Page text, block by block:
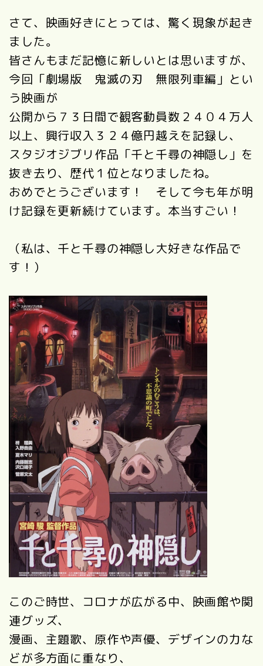
さて、映画好きにとっては、驚く現象が起き
ました。
皆さんもまだ記憶に新しいとは思いますが、
今回「劇場版 鬼滅の刃 無限列車編」とい
う映画が
公開から７３日間で観客動員数２４０４万人
以上、興行収入３２４億円越えを記録し、
スタジオジブリ作品「千と千尋の神隠し」を
抜き去り、歴代１位となりましたね。
おめでとうございます！ そして今も年が明
け記録を更新続けています。本当すごい！
（私は、千と千尋の神隠し大好きな作品で
す！）
このご時世、コロナが広がる中、映画館や関
連グッズ、
漫画、主題歌、原作や声優、デザインの力な
どが多方面に重なり、